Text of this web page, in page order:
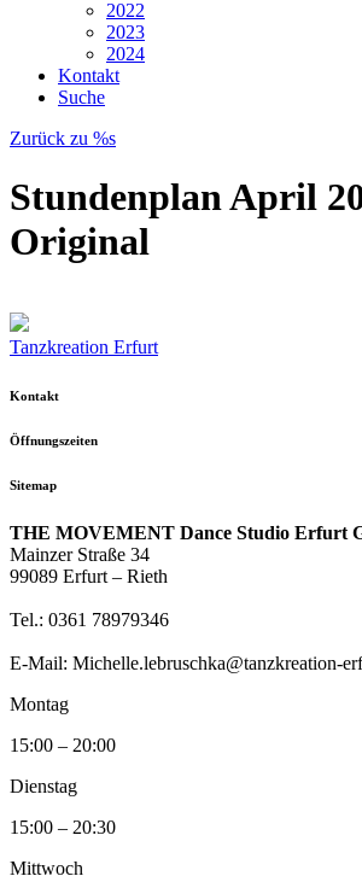
2022
2023
2024
Kontakt
Suche
Zurück zu %s
Stundenplan April
Original
Tanzkreation Erfurt
Kontakt
Öffnungszeiten
Sitemap
THE MOVEMENT Dance Studio Erfurt
Mainzer Straße 34
99089 Erfurt – Rieth
Tel.: 0361 78979346
E-Mail: Michelle.lebruschka@tanzkreation-
Montag
15:00 – 20:00
Dienstag
15:00 – 20:30
Mittwoch